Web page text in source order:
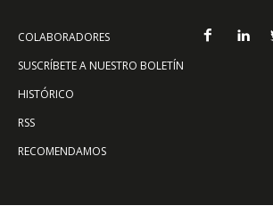
COLABORADORES
SUSCRÍBETE A NUESTRO BOLETÍN
HISTÓRICO
RSS
RECOMENDAMOS